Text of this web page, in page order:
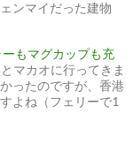
ンマイだった建物
もマグカップも充
マカオに行ってきま
ったのですが、香港
よね（フェリーで1